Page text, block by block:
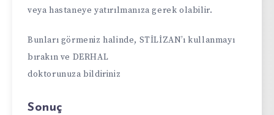
veya hastaneye yatırılmanıza gerek olabilir.
Bunları görmeniz halinde, STİLİZAN’ı kullanmayı
bırakın ve DERHAL
doktorunuza bildiriniz
Sonuç